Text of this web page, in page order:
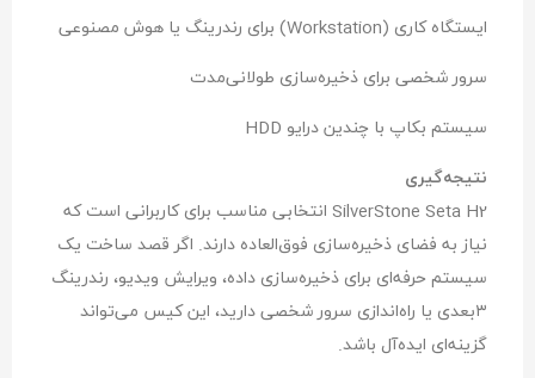
ایستگاه کاری (Workstation) برای رندرینگ یا هوش مصنوعی
سرور شخصی برای ذخیره‌سازی طولانی‌مدت
سیستم بکاپ با چندین درایو HDD
نتیجه‌گیری
SilverStone Seta H2 انتخابی مناسب برای کاربرانی است که
نیاز به فضای ذخیره‌سازی فوق‌العاده دارند. اگر قصد ساخت یک
سیستم حرفه‌ای برای ذخیره‌سازی داده، ویرایش ویدیو، رندرینگ
۳بعدی یا راه‌اندازی سرور شخصی دارید، این کیس می‌تواند
گزینه‌ای ایده‌آل باشد.